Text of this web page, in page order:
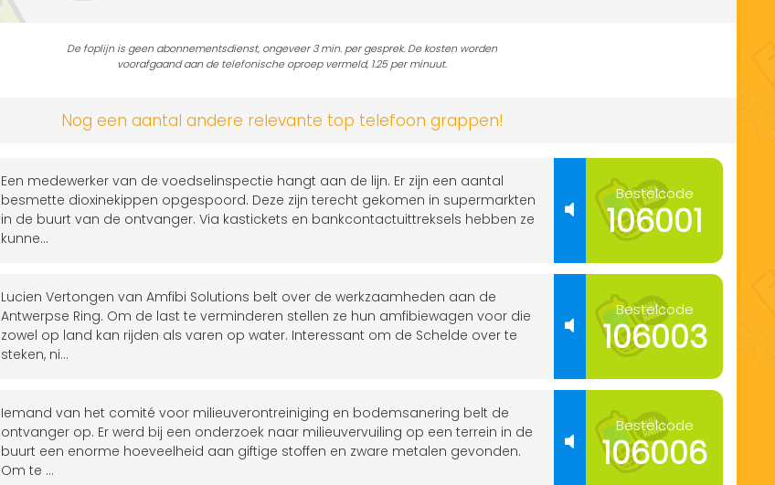
De foplijn is geen abonnementsdienst, ongeveer 3 min. per gesprek. De kosten worden
voorafgaand aan de telefonische oproep vermeld, 1.25 per minuut.
Nog een aantal andere relevante top telefoon grappen!
Een medewerker van de voedselinspectie hangt aan de lijn. Er zijn een aantal
besmette dioxinekippen opgespoord. Deze zijn terecht gekomen in supermarkten
in de buurt van de ontvanger. Via kastickets en bankcontactuittreksels hebben ze
kunne...
Bestelcode
106001
Lucien Vertongen van Amfibi Solutions belt over de werkzaamheden aan de
Antwerpse Ring. Om de last te verminderen stellen ze hun amfibiewagen voor die
zowel op land kan rijden als varen op water. Interessant om de Schelde over te
steken, ni...
Bestelcode
106003
Iemand van het comité voor milieuverontreiniging en bodemsanering belt de
ontvanger op. Er werd bij een onderzoek naar milieuvervuiling op een terrein in de
buurt een enorme hoeveelheid aan giftige stoffen en zware metalen gevonden.
Om te ...
Bestelcode
106006